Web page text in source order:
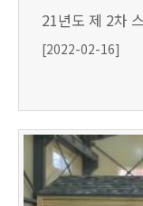
21년도 제 2차
[2022-02-16]